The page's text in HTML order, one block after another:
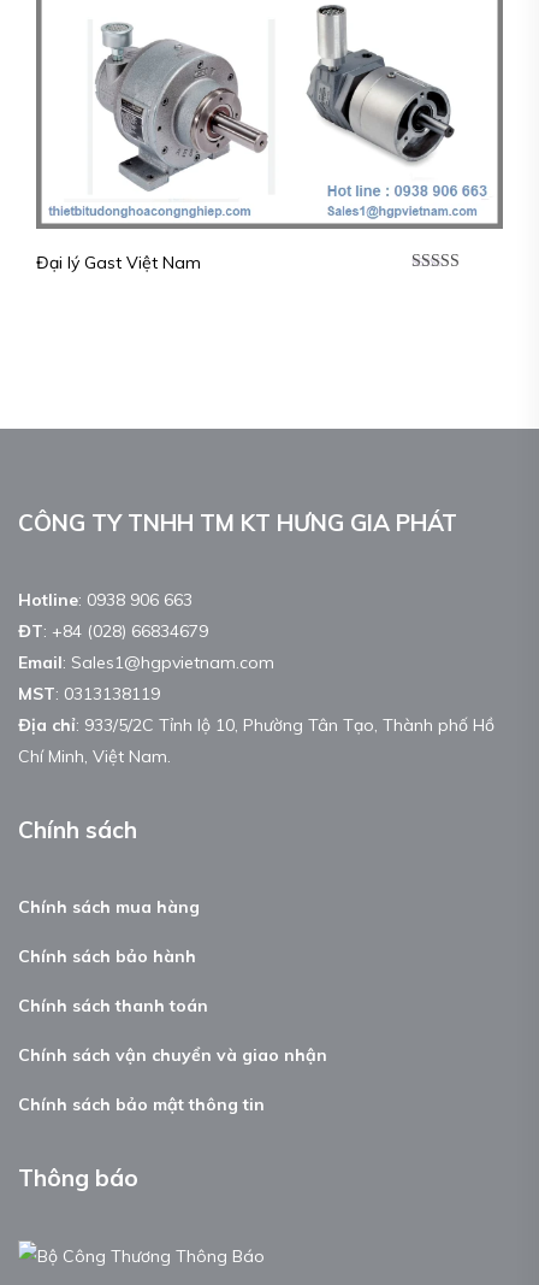
Đại lý Gast Việt Nam
CÔNG TY TNHH TM KT HƯNG GIA PHÁT
Hotline: 0938 906 663
ĐT: +84 (028) 66834679
Email: Sales1@hgpvietnam.com
MST: 0313138119
Địa chỉ: 933/5/2C Tỉnh lộ 10, Phường Tân Tạo, Thành phố Hồ
Chí Minh, Việt Nam.
Chính sách
Chính sách mua hàng
Chính sách bảo hành
Chính sách thanh toán
Chính sách vận chuyển và giao nhận
Chính sách bảo mật thông tin
Thông báo